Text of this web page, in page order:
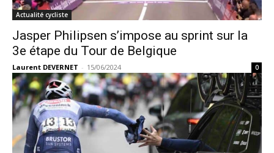
Actualité cycliste
Jasper Philipsen s’impose au sprint sur la
3e étape du Tour de Belgique
Laurent DEVERNET - 15/06/2024 0